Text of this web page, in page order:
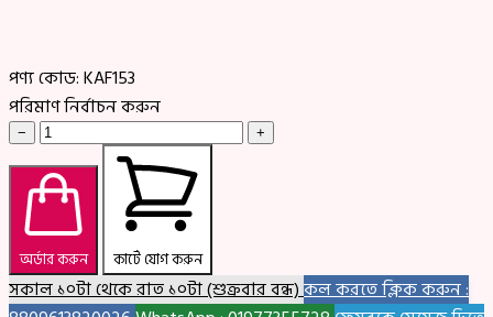
পণ্য কোড:KAF153
পরিমাণ নির্বাচন করুন
− +
অর্ডার করুন কার্টে যোগ করুন
সকাল ১০টা থেকে রাত ১০টা (শুক্রবার বন্ধ)কল করতে ক্লিক করুন :